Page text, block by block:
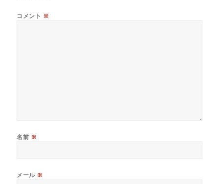
コメント ※
名前 ※
メール ※